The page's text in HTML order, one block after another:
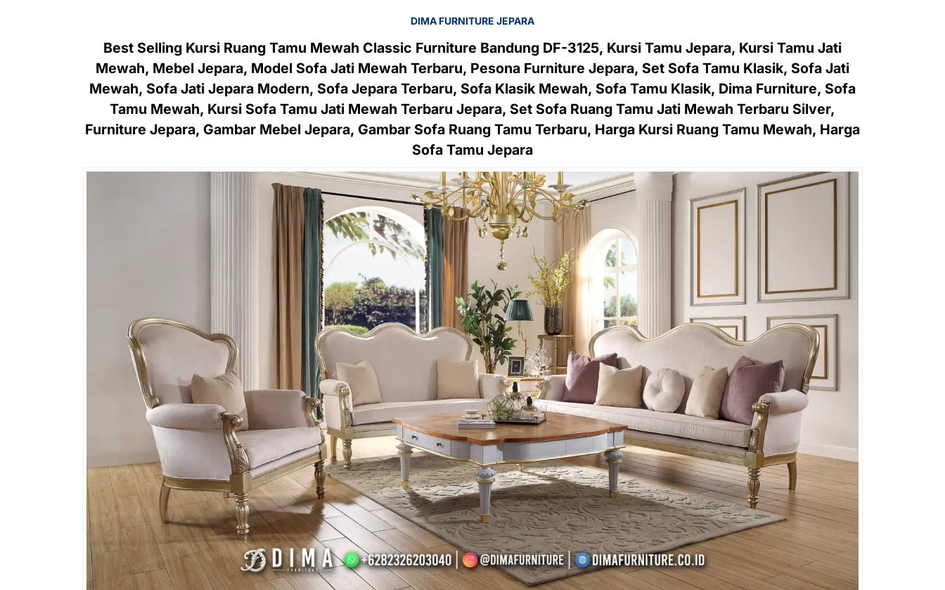
DIMA FURNITURE JEPARA
Best Selling Kursi Ruang Tamu Mewah Classic Furniture Bandung DF-3125, Kursi Tamu Jepara, Kursi Tamu Jati
Mewah, Mebel Jepara, Model Sofa Jati Mewah Terbaru, Pesona Furniture Jepara, Set Sofa Tamu Klasik, Sofa Jati
Mewah, Sofa Jati Jepara Modern, Sofa Jepara Terbaru, Sofa Klasik Mewah, Sofa Tamu Klasik, Dima Furniture, Sofa
Tamu Mewah, Kursi Sofa Tamu Jati Mewah Terbaru Jepara, Set Sofa Ruang Tamu Jati Mewah Terbaru Silver,
Furniture Jepara, Gambar Mebel Jepara, Gambar Sofa Ruang Tamu Terbaru, Harga Kursi Ruang Tamu Mewah, Harga
Sofa Tamu Jepara